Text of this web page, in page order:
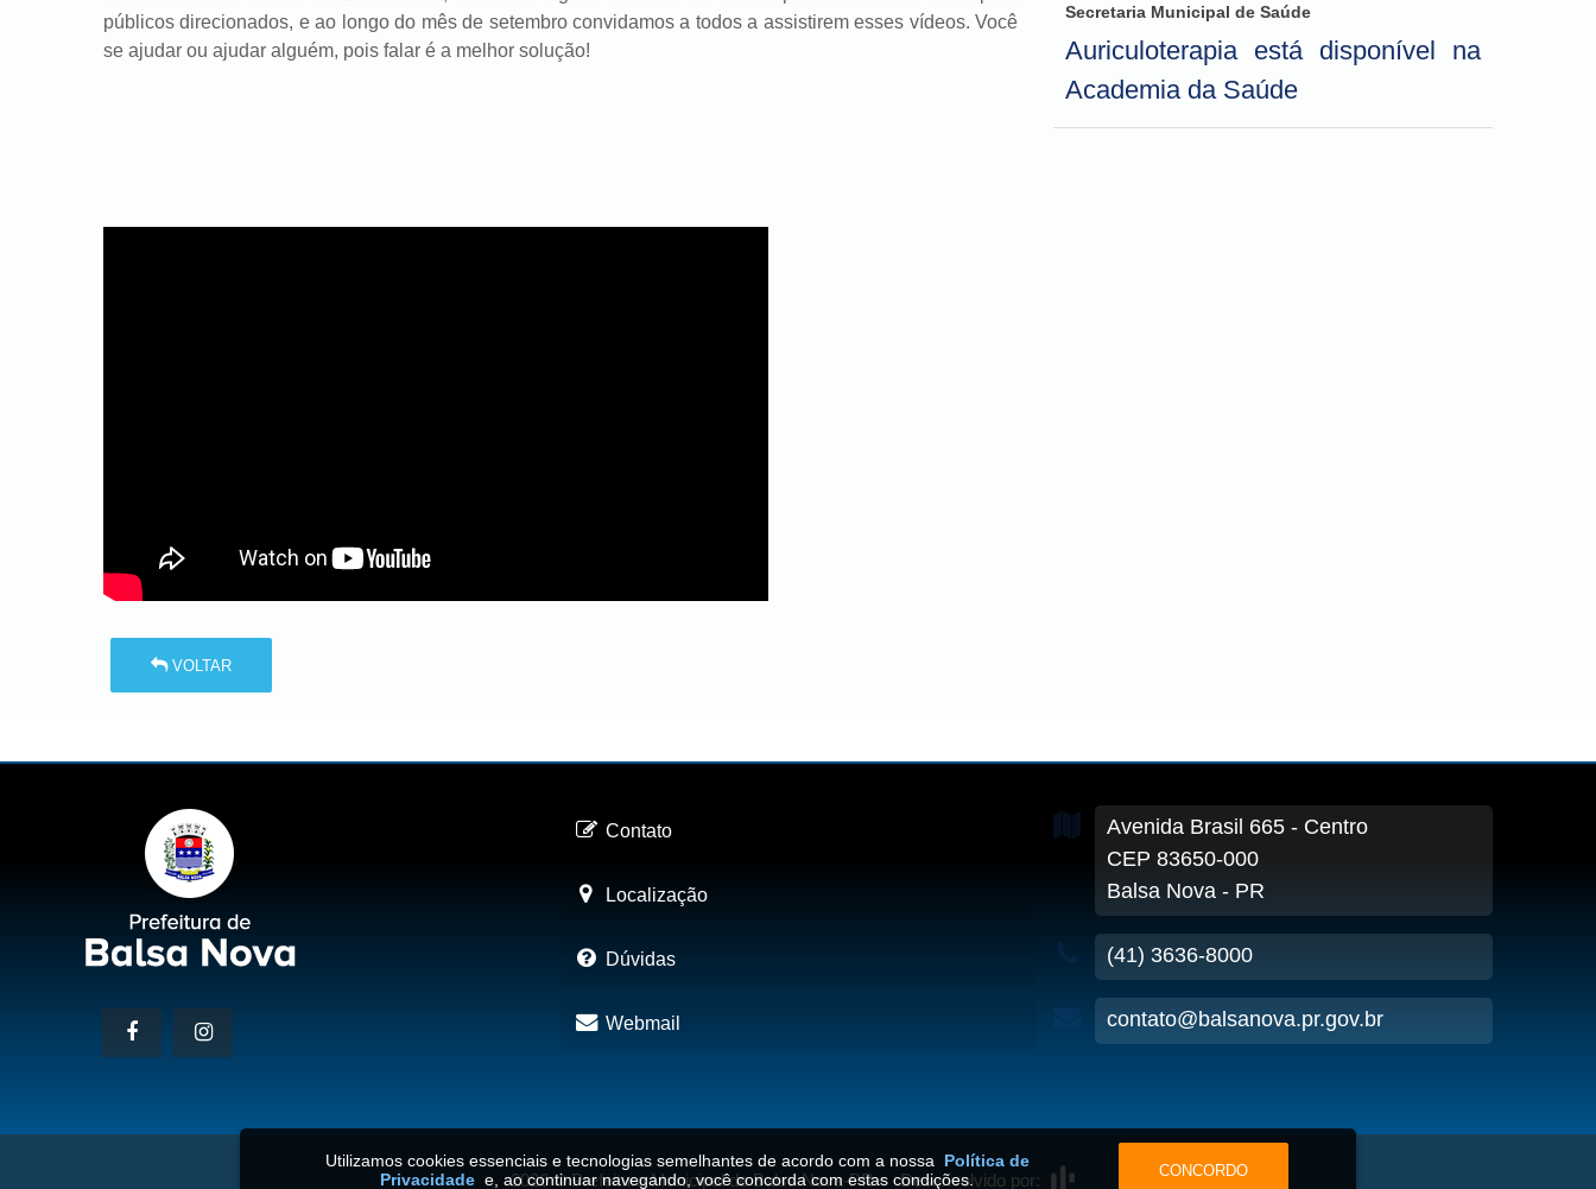
públicos direcionados, e ao longo do mês de setembro convidamos a todos a assistirem esses vídeos. Você
se ajudar ou ajudar alguém, pois falar é a melhor solução!
VOLTAR
Secretaria Municipal de Saúde
Auriculoterapia está disponível na
Academia da Saúde
Contato
Localização
Dúvidas
Webmail
Avenida Brasil 665 - Centro
CEP 83650-000
Balsa Nova - PR
(41) 3636-8000
contato@balsanova.pr.gov.br
2026 ©Prefeitura Municipal de Balsa Nova-PR • Desenvolvido por:
Utilizamos cookies essenciais e tecnologias semelhantes de acordo com a nossa Política de
Privacidade e, ao continuar navegando, você concorda com estas condições. CONCORDO